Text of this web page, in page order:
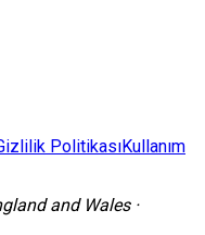
PolitikasıKullanım
and Wales·